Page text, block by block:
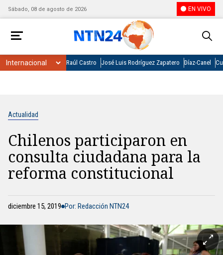
Sábado, 08 de agosto de 2026 EN VIVO
Raúl Castro José Luis Rodríguez Zapatero Díaz-Canel
Actualidad
Chilenos participaron en
consulta ciudadana para la
reforma constitucional
diciembre 15, 2019 Por: Redacción NTN24